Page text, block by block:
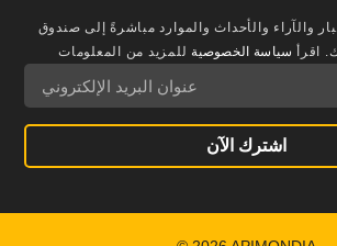
والآراء والأحداث والموارد مباشرةً إلى صندوق
اقرأ سياسة الخصوصية
اشترك الآن